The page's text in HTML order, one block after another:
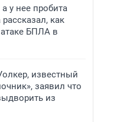
у нее пробита
как
БПЛА в
известный
заявил что
из